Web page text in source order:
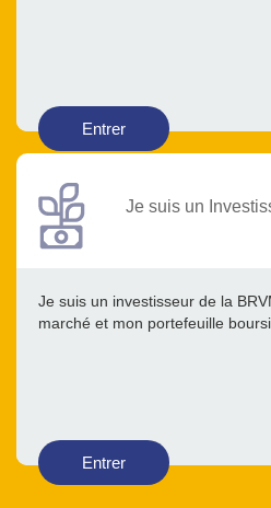
Entrer
Je suis un
Je suis un investisseur de la
marché et mon portefeuille
Entrer